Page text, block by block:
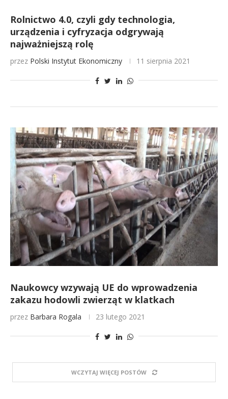
Rolnictwo 4.0, czyli gdy technologia,
urządzenia i cyfryzacja odgrywają
najważniejszą rolę
przez Polski Instytut Ekonomiczny 11 sierpnia 2021
Naukowcy wzywają UE do wprowadzenia
zakazu hodowli zwierząt w klatkach
przez Barbara Rogala 23 lutego 2021
WCZYTAJ WIĘCEJ POSTÓW